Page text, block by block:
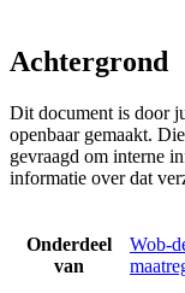
Achtergrond
Dit document is door
openbaar gemaakt.
gevraagd om interne
informatie over dat
Onderdeel
van
Wob-